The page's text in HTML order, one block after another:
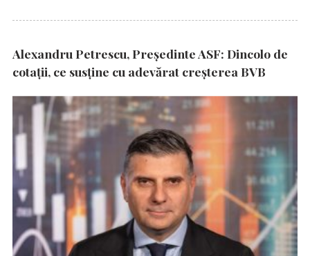
Alexandru Petrescu, Președinte ASF: Dincolo de
cotații, ce susține cu adevărat creșterea BVB